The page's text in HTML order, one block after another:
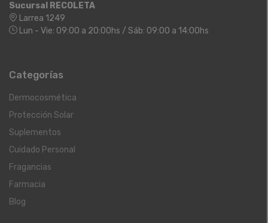
Sucursal RECOLETA
Larrea 1249
Lun - Vie: 09:00 a 20:00hs / Sáb: 09:00 a 14:00hs
Categorías
Dermocosmética
Protección Solar
Suplementos
Cuidado Personal
Fragancias
Farmacia
Blog